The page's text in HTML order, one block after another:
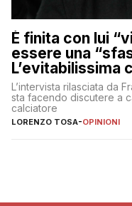
È finita con lui
essere una
L’evitabilissima
L’intervista rilasciata da
sta facendo discutere a
calciatore
LORENZO TOSA-OPINIONI